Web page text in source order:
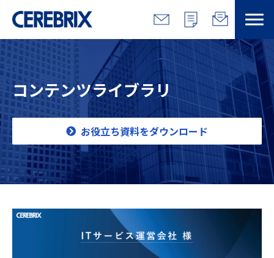
特長
解決できる課題
事例
コンテンツライブラリ
お役立ち資料をダウンロード